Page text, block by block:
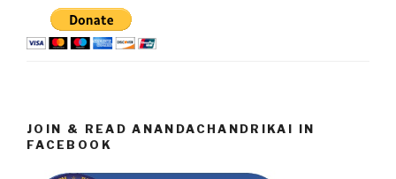
JOIN & READ ANANDACHANDRIKAI IN
FACEBOOK